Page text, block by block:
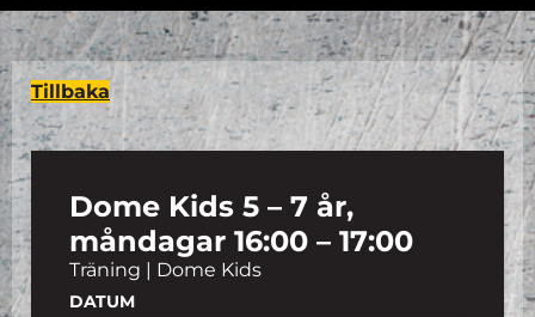
Tillbaka
Dome Kids 5 – 7 år,
måndagar 16:00 – 17:00
Träning | Dome Kids
DATUM